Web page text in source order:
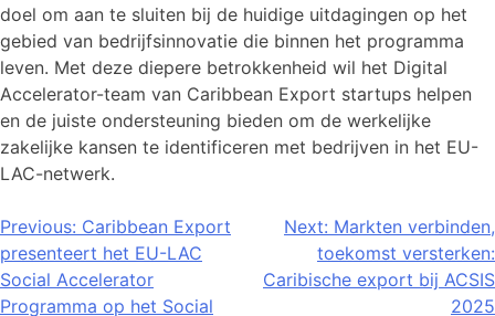
doel om aan te sluiten bij de huidige uitdagingen op het
gebied van bedrijfsinnovatie die binnen het programma
leven. Met deze diepere betrokkenheid wil het Digital
Accelerator-team van Caribbean Export startups helpen
en de juiste ondersteuning bieden om de werkelijke
zakelijke kansen te identificeren met bedrijven in het EU-
LAC-netwerk.
Bericht
navigatie
Previous: Caribbean Export
presenteert het EU-LAC
Social Accelerator
Programma op het Social
Next: Markten verbinden,
toekomst versterken:
Caribische export bij ACSIS
2025